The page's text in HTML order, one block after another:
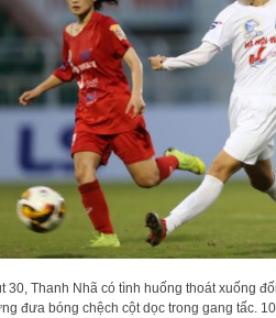
30, Thanh Nhã có tình huống thoát xuống
đưa bóng chệch cột dọc trong gang tấc.